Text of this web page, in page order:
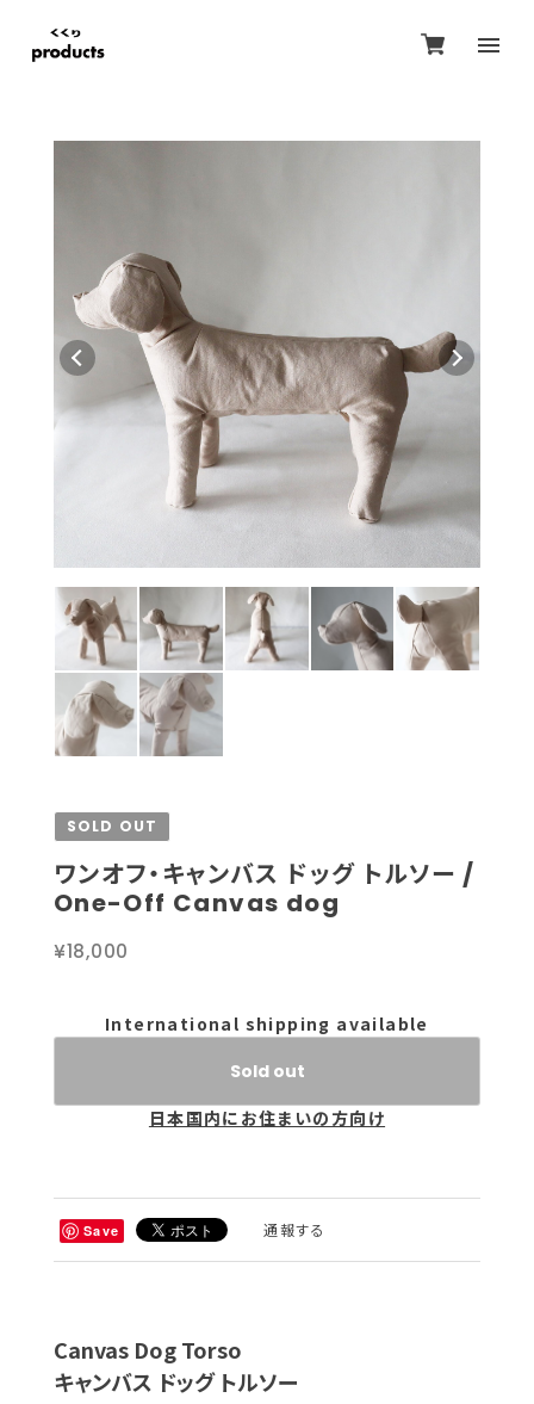
SOLD OUT
ワンオフ・キャンバス ドッグ トルソー /
One-Off Canvas dog
¥18,000
International shipping available
Sold out
日本国内にお住まいの方向け
Save 通報する
Canvas Dog Torso
キャンバス ドッグ トルソー